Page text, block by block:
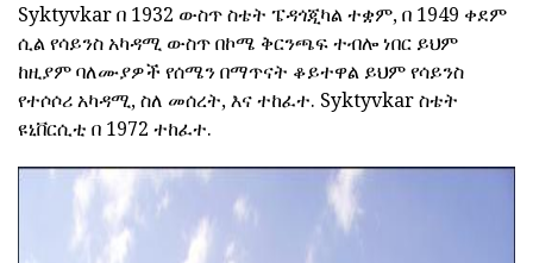
Syktyvkar በ 1932 ውስጥ ስቴት ፔዳጎጂካል ተቋም, በ 1949 ቀደም
ሲል የሳይንስ አካዳሚ ውስጥ በኮሜ ቅርንጫፍ ተብሎ ነበር ይህም
ከዚያም ባለሙያዎች የሰሜን በማጥናት ቆይተዋል ይህም የሳይንስ
የተሶሶሪ አካዳሚ, ስለ መሰረት, እና ተከፈተ. Syktyvkar ስቴት
ዩኒቨርሲቲ በ 1972 ተከፈተ.